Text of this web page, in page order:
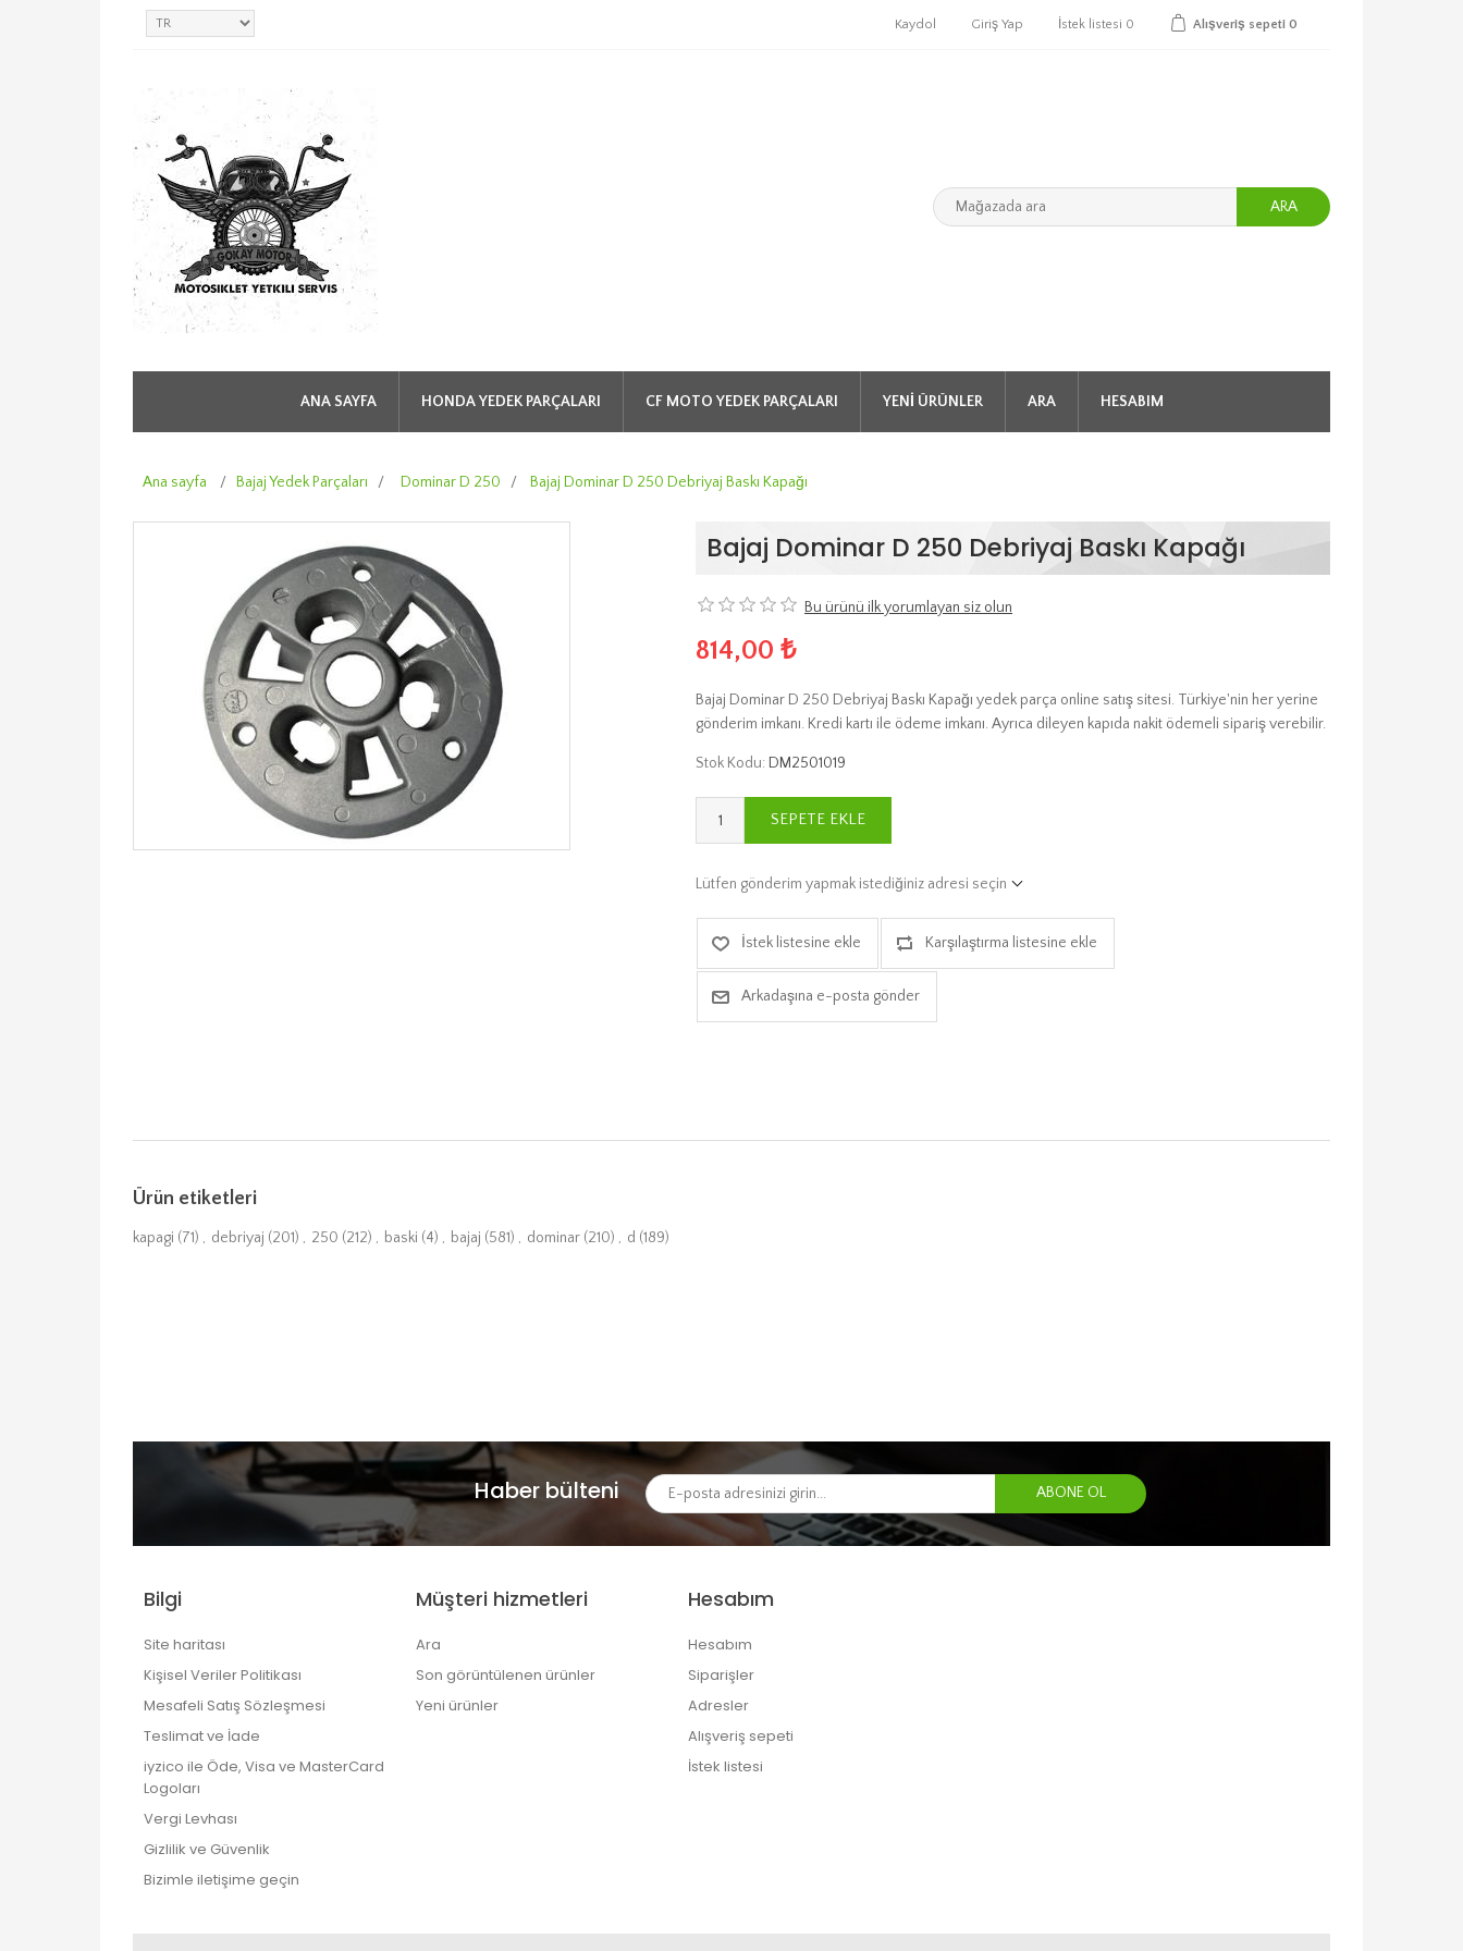
Kaydol Giriş Yap İstek listesi 0 Alışveriş sepeti 0
ARA
ANA SAYFA HONDA YEDEK PARÇALARI CF MOTO YEDEK PARÇALARI YENI ÜRÜNLER ARA HESABIM
Ana sayfa / Bajaj Yedek Parçaları / Dominar D 250 / Bajaj Dominar D 250 Debriyaj Baskı Kapağı
Bajaj Dominar D 250 Debriyaj Baskı Kapağı
Bu ürünü ilk yorumlayan siz olun
814,00 ₺
Bajaj Dominar D 250 Debriyaj Baskı Kapağı yedek parça online satış sitesi. Türkiye'nin her yerine
gönderim imkanı. Kredi kartı ile ödeme imkanı. Ayrıca dileyen kapıda nakit ödemeli sipariş verebilir.
Stok Kodu: DM2501019
SEPETE EKLE
Lütfen gönderim yapmak istediğiniz adresi seçin
İstek listesine ekle Karşılaştırma listesine ekle
Arkadaşına e-posta gönder
Ürün etiketleri
kapagi (71) , debriyaj (201) , 250 (212) , baski (4) , bajaj (581) , dominar (210) , d (189)
Haber bülteni
Bilgi
Site haritası
Kişisel Veriler Politikası
Mesafeli Satış Sözleşmesi
Teslimat ve İade
iyzico ile Öde, Visa ve MasterCard
Logoları
Vergi Levhası
Gizlilik ve Güvenlik
Bizimle iletişime geçin
Müşteri hizmetleri
Ara
Son görüntülenen ürünler
Yeni ürünler
Hesabım
Hesabım
Siparişler
Adresler
Alışveriş sepeti
İstek listesi